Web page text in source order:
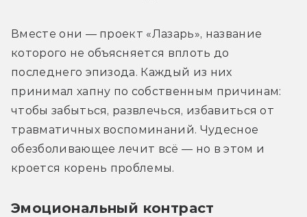
Вместе они — проект «Лазарь», название
которого не объясняется вплоть до
последнего эпизода. Каждый из них
принимал хапну по собственным причинам:
чтобы забыться, развлечься, избавиться от
травматичных воспоминаний. Чудесное
обезболивающее лечит всё — но в этом и
кроется корень проблемы.
Эмоциональный контраст